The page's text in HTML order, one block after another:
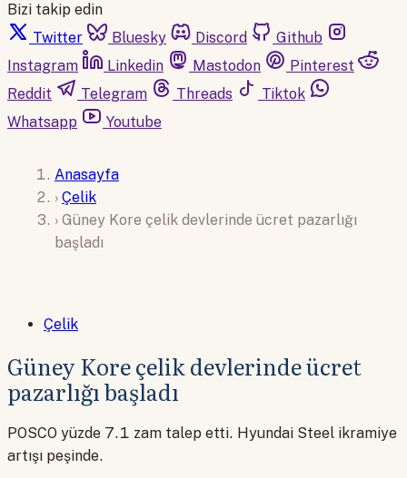
Bizi takip edin
Twitter
Bluesky Discord
Github
Instagram
Linkedin Mastodon
Pinterest
Reddit
Telegram Threads
Tiktok
Whatsapp
Youtube
Anasayfa
› Çelik
› Güney Kore çelik devlerinde ücret pazarlığı
başladı
Çelik
Güney Kore çelik devlerinde ücret
pazarlığı başladı
POSCO yüzde 7.1 zam talep etti. Hyundai Steel ikramiye
artışı peşinde.